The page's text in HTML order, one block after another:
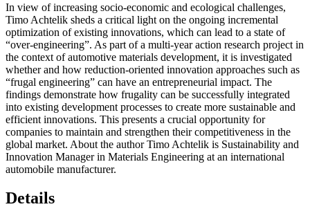
In view of increasing socio-economic and ecological challenges,
Timo Achtelik sheds a critical light on the ongoing incremental
optimization of existing innovations, which can lead to a state of
“over-engineering”. As part of a multi-year action research project in
the context of automotive materials development, it is investigated
whether and how reduction-oriented innovation approaches such as
“frugal engineering” can have an entrepreneurial impact. The
findings demonstrate how frugality can be successfully integrated
into existing development processes to create more sustainable and
efficient innovations. This presents a crucial opportunity for
companies to maintain and strengthen their competitiveness in the
global market. About the author Timo Achtelik is Sustainability and
Innovation Manager in Materials Engineering at an international
automobile manufacturer.
Details